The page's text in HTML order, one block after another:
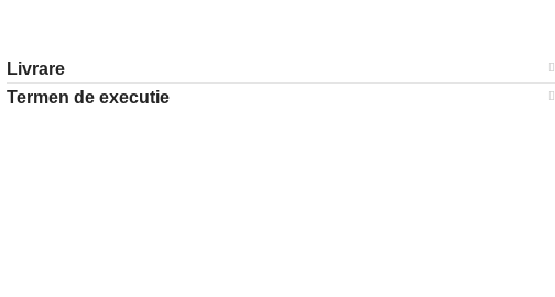
Livrare
Termen de executie